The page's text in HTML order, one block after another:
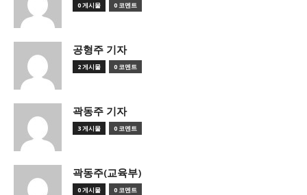
0 게시물 0 코멘트
공형주 기자
2 게시물 0 코멘트
곽동주 기자
3 게시물 0 코멘트
곽동주(교육부)
0 게시물 0 코멘트